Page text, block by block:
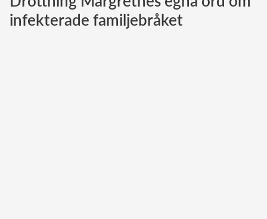
Norska kungahuset
infekterade familjebråket